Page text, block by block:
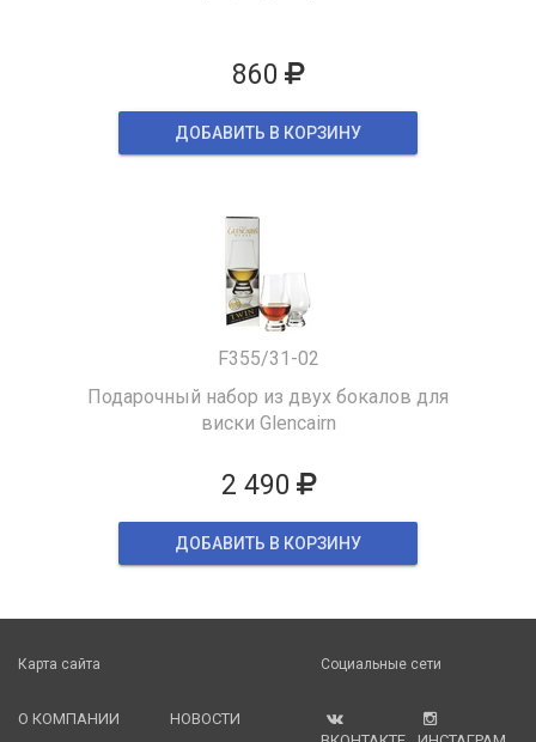
860
ДОБАВИТЬ В КОРЗИНУ
F355/31-02
Подарочный набор из двух бокалов для
виски Glencairn
2 490
ДОБАВИТЬ В КОРЗИНУ
Карта сайта
О КОМПАНИИ НОВОСТИ
Социальные сети